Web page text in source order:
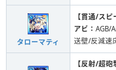
タローマティ
【貫通/スピ
アビ： AGB/
送壁/反減速
【反射/超砲